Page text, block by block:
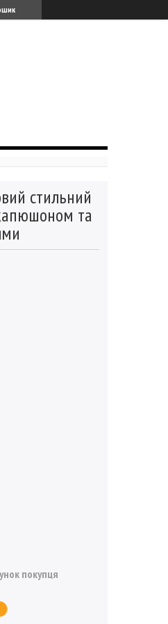
стильний
та
покупця